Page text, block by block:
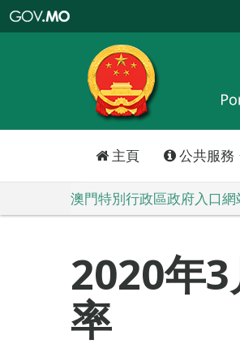
特
政
區
政
口
主頁 公共服務
澳門特別行政區政府入口網
2020年
率